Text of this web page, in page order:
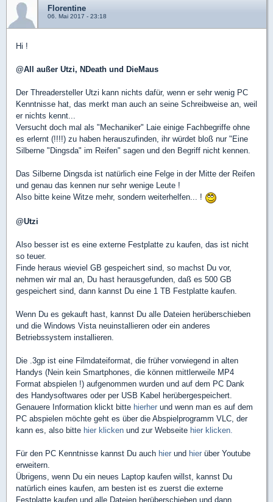
Florentine
06. Mai 2017 - 23:18
Hi !
@All außer Utzi, NDeath und DieMaus
Der Threadersteller Utzi kann nichts dafür, wenn er sehr wenig PC
Kenntnisse hat, das merkt man auch an seine Schreibweise an, weil
er nichts kennt...
Versucht doch mal als "Mechaniker" Laie einige Fachbegriffe ohne
es erlernt (!!!!) zu haben herauszufinden, ihr würdet bloß nur "Eine
Silberne "Dingsda" im Reifen" sagen und den Begriff nicht kennen.
Das Silberne Dingsda ist natürlich eine Felge in der Mitte der Reifen
und genau das kennen nur sehr wenige Leute !
Also bitte keine Witze mehr, sondern weiterhelfen... !
@Utzi
Also besser ist es eine externe Festplatte zu kaufen, das ist nicht
so teuer.
Finde heraus wieviel GB gespeichert sind, so machst Du vor,
nehmen wir mal an, Du hast herausgefunden, daß es 500 GB
gespeichert sind, dann kannst Du eine 1 TB Festplatte kaufen.
Wenn Du es gekauft hast, kannst Du alle Dateien herüberschieben
und die Windows Vista neuinstallieren oder ein anderes
Betriebssystem installieren.
Die .3gp ist eine Filmdateiformat, die früher vorwiegend in alten
Handys (Nein kein Smartphones, die können mittlerweile MP4
Format abspielen !) aufgenommen wurden und auf dem PC Dank
des Handysoftwares oder per USB Kabel herübergespeichert.
Genauere Information klickt bitte hierher und wenn man es auf dem
PC abspielen möchte geht es über die Abspielprogramm VLC, der
kann es, also bitte hier klicken und zur Webseite hier klicken.
Für den PC Kenntnisse kannst Du auch hier und hier über Youtube
erweitern.
Übrigens, wenn Du ein neues Laptop kaufen willst, kannst Du
natürlich eines kaufen, am besten ist es zuerst die externe
Festplatte kaufen und alle Dateien herüberschieben und dann